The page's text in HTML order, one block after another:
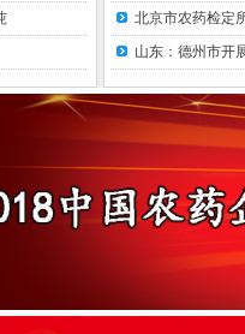
北京市农药检定
山东：德州市开